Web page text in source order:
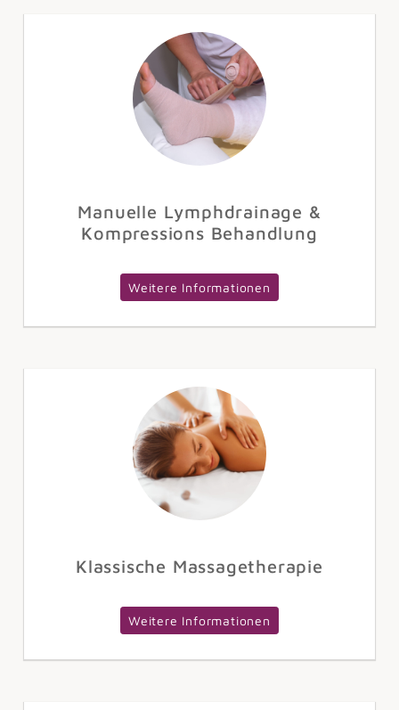
Manuelle Lymphdrainage &
Kompressions Behandlung
Weitere Informationen
Klassische Massagetherapie
Weitere Informationen